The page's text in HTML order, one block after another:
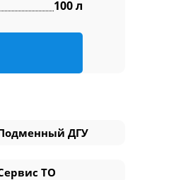
100 л
ДГУ
ТО